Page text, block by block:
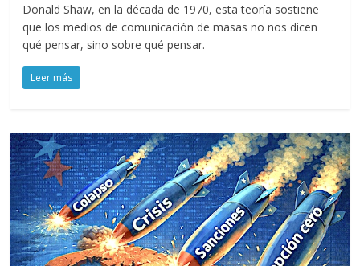
Donald Shaw, en la década de 1970, esta teoría sostiene
que los medios de comunicación de masas no nos dicen
qué pensar, sino sobre qué pensar.
Leer más